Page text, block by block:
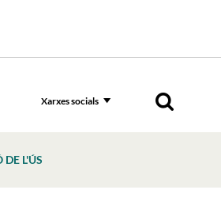
Xarxes socials
DE L'ÚS